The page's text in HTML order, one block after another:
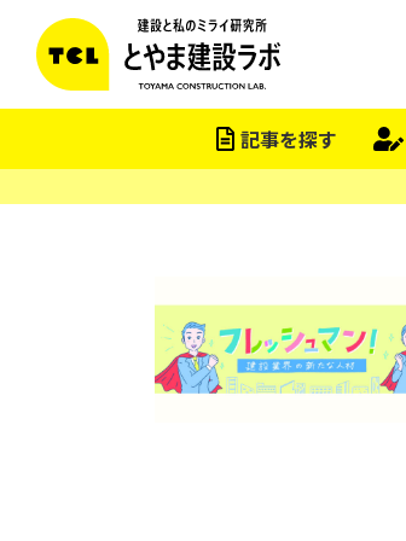
記事を探す